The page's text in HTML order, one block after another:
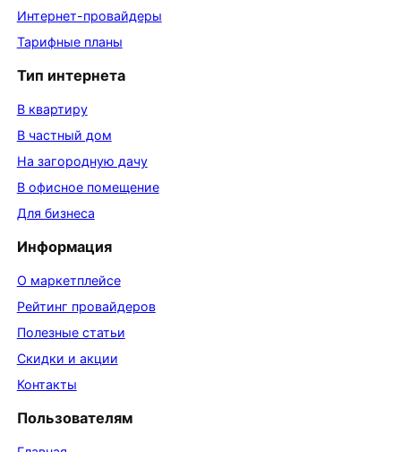
Интернет-провайдеры
Тарифные планы
Тип интернета
В квартиру
В частный дом
На загородную дачу
В офисное помещение
Для бизнеса
Информация
О маркетплейсе
Рейтинг провайдеров
Полезные статьи
Скидки и акции
Контакты
Пользователям